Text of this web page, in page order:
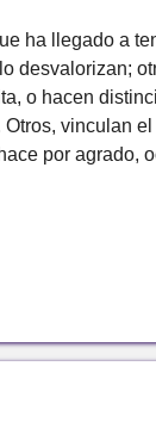
ha llegado a
desvalorizan;
o hacen
vinculan
por agrado,
cambio,
necesidad de